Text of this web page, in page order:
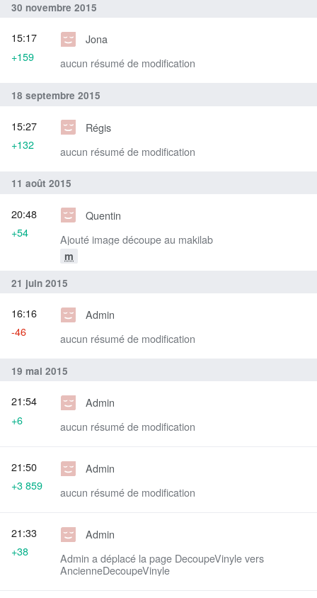
30 novembre 2015
Jona
aucun résumé de modification
15:17
+159
18 septembre 2015
Régis
aucun résumé de modification
15:27
+132
11 août 2015
Quentin
Ajouté image découpe au makilab
m
20:48
+54
21 juin 2015
Admin
aucun résumé de modification
16:16
-46
19 mai 2015
Admin
aucun résumé de modification
21:54
+6
Admin
aucun résumé de modification
21:50
+3 859
Admin
Admin a déplacé la page DecoupeVinyle vers
AncienneDecoupeVinyle
21:33
+38